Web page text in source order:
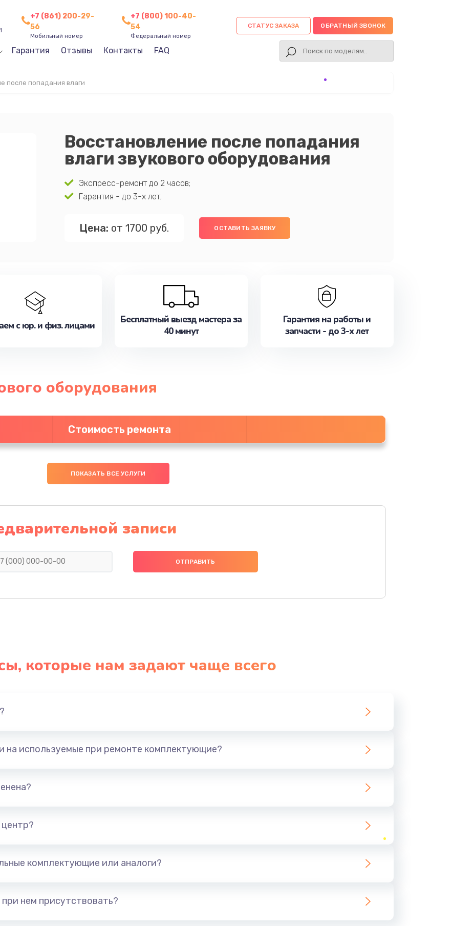
+7 (861) 200-29-
56
Мобильный номер
+7 (800) 100-40-
54
Федеральный номер
СТАТУС ЗАКАЗА ОБРАТНЫЙ ЗВОНОК
Гарантия Отзывы Контакты FAQ
после попадания влаги
Восстановление после попадания
влаги звукового оборудования
Экспресс-ремонт до 2 часов;
Гарантия - до 3-х лет;
Цена: от 1700 руб. ОСТАВИТЬ ЗАЯВКУ
с юр. и физ. лицами
Бесплатный выезд мастера за
40 минут
Гарантия на работы и
запчасти - до 3-х лет
оборудования
Стоимость ремонта
ПОКАЗАТЬ ВСЕ УСЛУГИ
записи
которые нам задают чаще всего
на используемые при ремонте комплектующие?
комплектующие или аналоги?
нем присутствовать?